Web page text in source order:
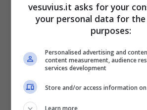
Iommelli dichiara che il
vesuvius.it asks for your
your personal data for
purposes:
Personalised advertising and
content measurement, audience
services development
Store and/or access information on
Learn more